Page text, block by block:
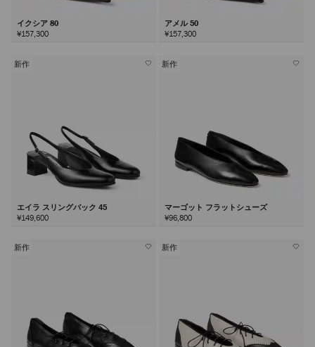
イクシア 80
¥157,300
アメル 50
¥157,300
新作
エイラ スリングバック 45
¥149,600
新作
マーゴット フラットシューズ
¥96,800
新作 新作